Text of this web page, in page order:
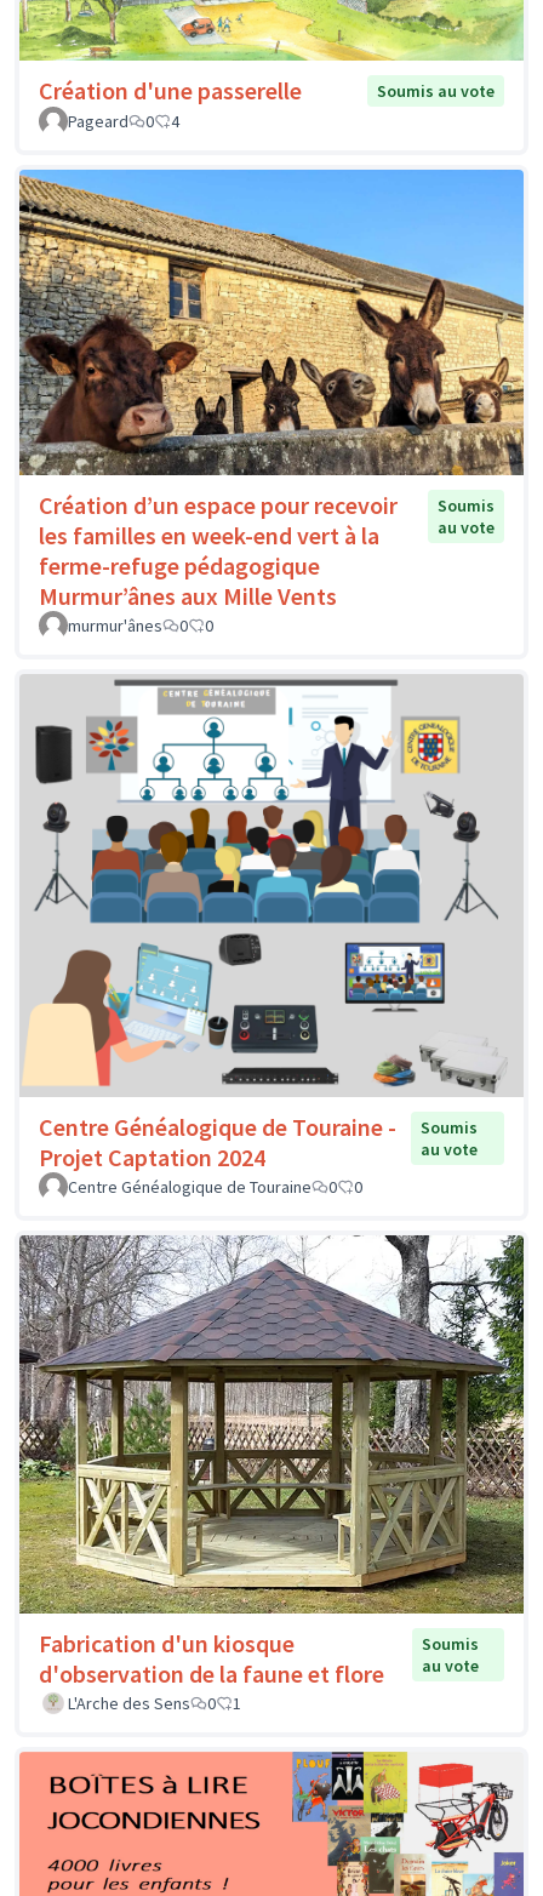
Création d'une passerelle
Soumis au vote
Pageard
0 4
Création d’un espace pour recevoir
les familles en week-end vert à la
ferme-refuge pédagogique
Murmur’ânes aux Mille Vents
Soumis
au vote
murmur'ânes 0 0
Centre Généalogique de Touraine -
Projet Captation 2024
Soumis
au vote
Centre Généalogique de Touraine
0 0
Fabrication d'un kiosque
d'observation de la faune et flore
Soumis
au vote
L'Arche des Sens
0 1